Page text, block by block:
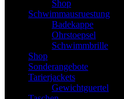
Shop
Schwimmausruestung
Badekappe
Ohrstoepsel
Schwimmbrille
Shop
Sonderangebote
Tarierjackets
Gewichtguertel